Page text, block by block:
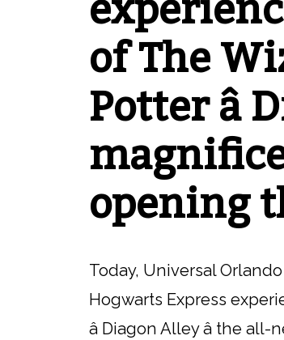
of The
Potter â
opening
Today, Universal
Hogwarts Express
â Diagon Alley â the